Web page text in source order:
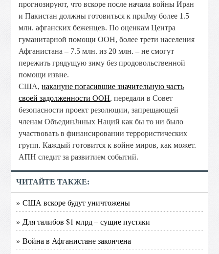
прогнозируют, что вскоре после начала войны Иран
и Пакистан должны готовиться к приЈму более 1.5
млн. афганских беженцев. По оценкам Центра
гуманитарной помощи ООН, более трети населения
Афганистана – 7.5 млн. из 20 млн. – не смогут
пережить грядущую зиму без продовольственной
помощи извне.
США,накануне погасившие значительную часть
своей задолженности ООН, передали в Совет
безопасности проект резолюции, запрещающей
членам ОбъединЈнных Наций как бы то ни было
участвовать в финансировании террористических
групп. Каждый готовится к войне миров, как может.
АПН следит за развитием событий.
ЧИТАЙТЕ ТАКЖЕ:
» США вскоре будут уничтожены
» Для талибов $1 млрд – сущие пустяки
» Война в Афганистане закончена